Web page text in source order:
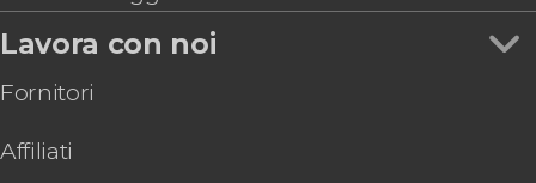
Lavora con noi
Fornitori
Affiliati